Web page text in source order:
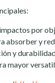
por
absorber y
y
mayor